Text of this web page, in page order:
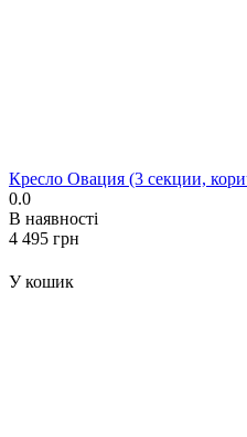
Кресло Овация (3 секции,
0.0
В наявності
‍4 495‍ грн
У кошик